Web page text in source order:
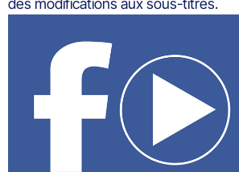
des modifications aux sous-titres.